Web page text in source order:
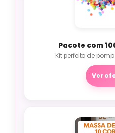
Pacote com
Kit perfeito de
Ver